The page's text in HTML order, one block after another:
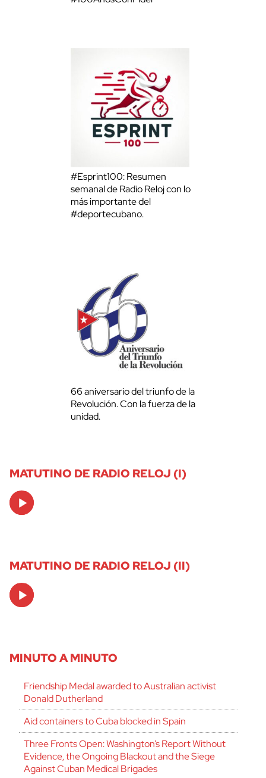
#Esprint100: Resumen
semanal de Radio Reloj con lo
más importante del
#deportecubano.
66 aniversario del triunfo de la
Revolución. Con la fuerza de la
unidad.
MATUTINO DE RADIO RELOJ (I)
Audio
Player
MATUTINO DE RADIO RELOJ (II)
Audio
Player
MINUTO A MINUTO
Friendship Medal awarded to Australian activist
Donald Dutherland
Aid containers to Cuba blocked in Spain
Three Fronts Open: Washington’s Report Without
Evidence, the Ongoing Blackout and the Siege
Against Cuban Medical Brigades